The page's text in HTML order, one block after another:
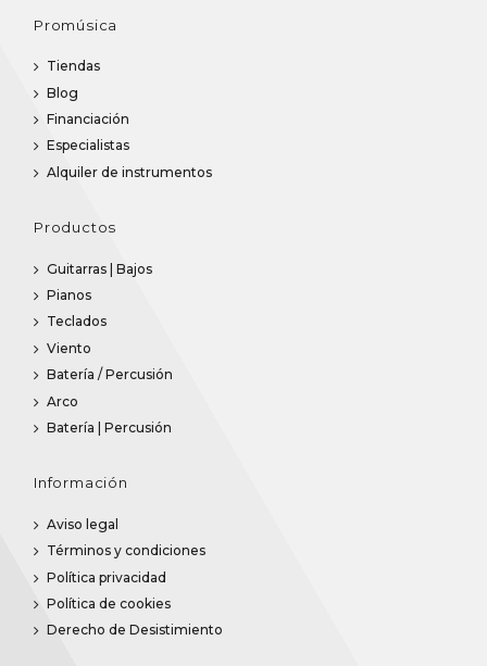
Promúsica
Tiendas
Blog
Financiación
Especialistas
Alquiler de instrumentos
Productos
Guitarras | Bajos
Pianos
Teclados
Viento
Batería / Percusión
Arco
Batería | Percusión
Información
Aviso legal
Términos y condiciones
Política privacidad
Política de cookies
Derecho de Desistimiento